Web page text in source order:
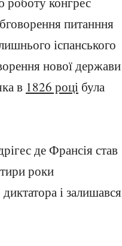
питанння
іспанського
нової держави
в 1826 році була
де Франсія став
роки
і залишався